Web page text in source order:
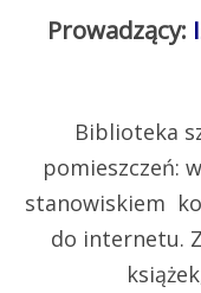
Prowadzący:
Biblioteka
pomieszczeń:
stanowiskiem
do internetu.